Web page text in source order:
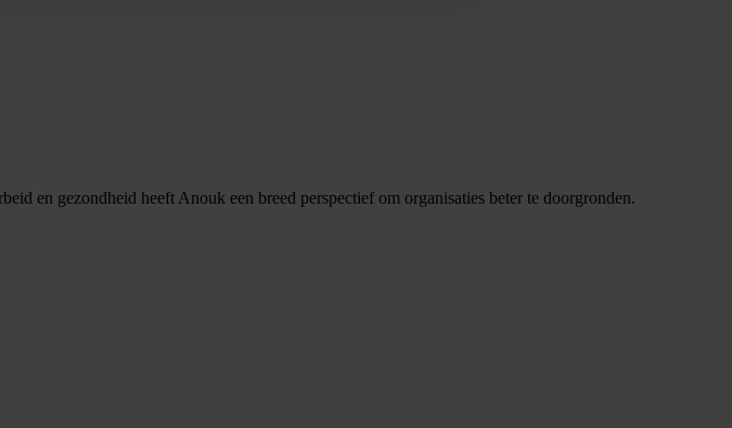
en gezondheid heeft Anouk een breed perspectief om organisaties beter te doorgronden.